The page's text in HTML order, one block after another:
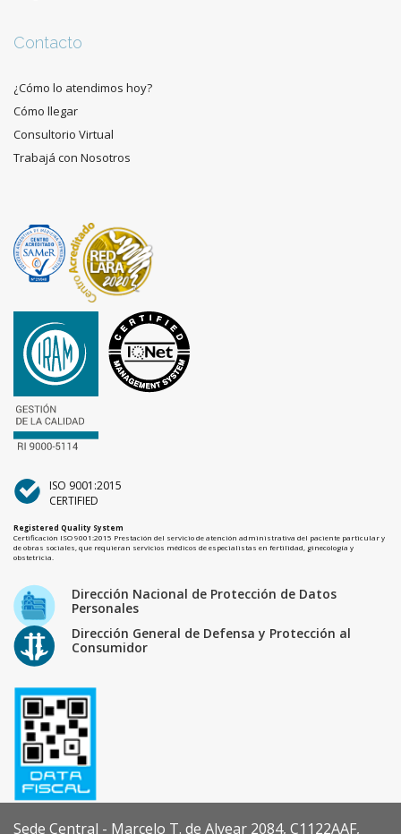
Contacto
¿Cómo lo atendimos hoy?
Cómo llegar
Consultorio Virtual
Trabajá con Nosotros
ISO 9001:2015
CERTIFIED
Registered Quality System
Certificación ISO 9001:2015 Prestación del servicio de atención administrativa del paciente particular y
de obras sociales, que requieran servicios médicos de especialistas en fertilidad, ginecología y
obstetricia.
Dirección Nacional de Protección de Datos
Personales
Dirección General de Defensa y Protección al
Consumidor
Sede Central - Marcelo T. de Alvear 2084, C1122AAF,